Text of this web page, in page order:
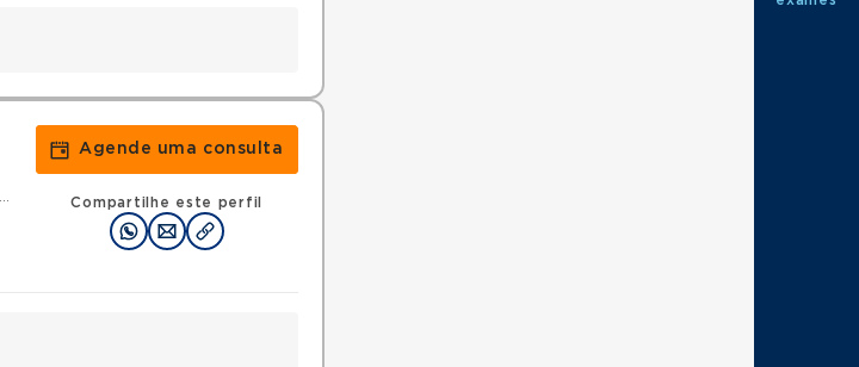
Agende uma consulta
Compartilhe este perfil